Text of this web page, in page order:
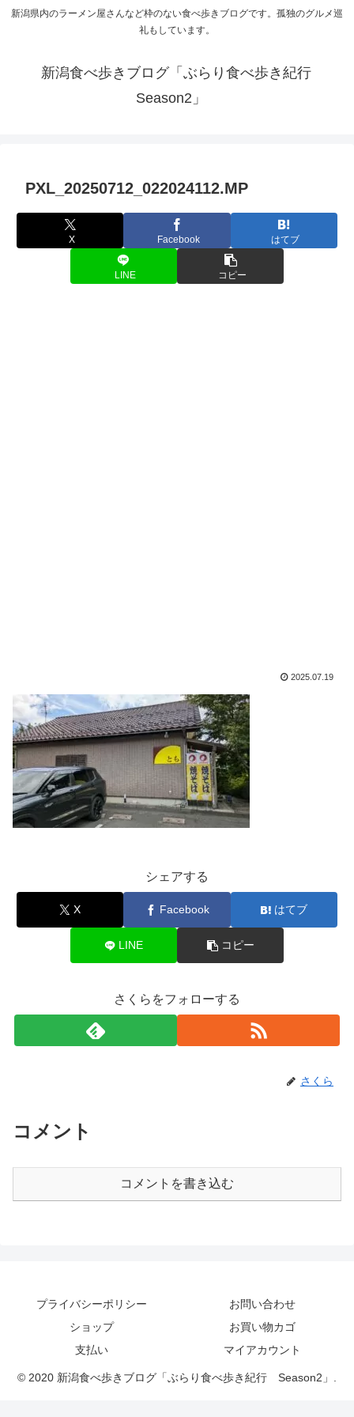
新潟県内のラーメン屋さんなど枠のない食べ歩きブログです。孤独のグルメ巡
礼もしています。
新潟食べ歩きブログ「ぶらり食べ歩き紀行
Season2」
PXL_20250712_022024112.MP
X Facebook はてブ
LINE コピー
2025.07.19
シェアする
X Facebook はてブ
LINE コピー
さくらをフォローする
さくら
コメント
コメントを書き込む
プライバシーポリシー
お問い合わせ
ショップ
お買い物カゴ
支払い
マイアカウント
© 2020 新潟食べ歩きブログ「ぶらり食べ歩き紀行 Season2」.